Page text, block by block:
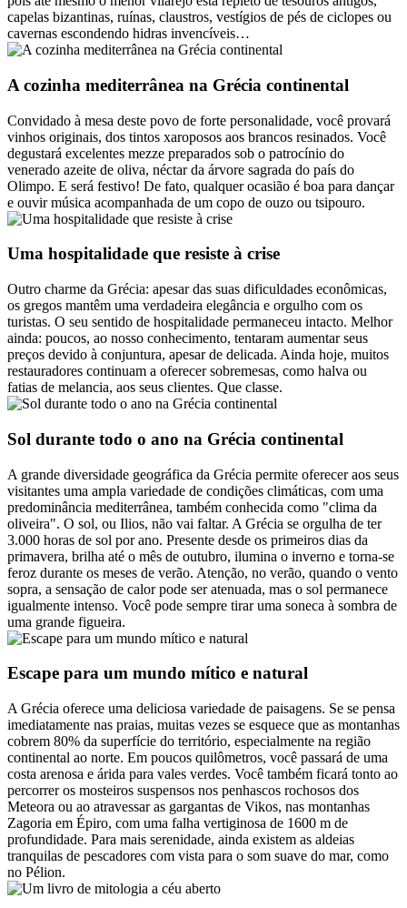
capelas bizantinas, ruínas, claustros, vestígios de pés de ciclopes ou
cavernas escondendo hidras invencíveis…
A cozinha mediterrânea na Grécia continental
Convidado à mesa deste povo de forte personalidade, você provará
vinhos originais, dos tintos xaroposos aos brancos resinados. Você
degustará excelentes mezze preparados sob o patrocínio do
venerado azeite de oliva, néctar da árvore sagrada do país do
Olimpo. E será festivo! De fato, qualquer ocasião é boa para dançar
e ouvir música acompanhada de um copo de ouzo ou tsipouro.
Uma hospitalidade que resiste à crise
Outro charme da Grécia: apesar das suas dificuldades econômicas,
os gregos mantêm uma verdadeira elegância e orgulho com os
turistas. O seu sentido de hospitalidade permaneceu intacto. Melhor
ainda: poucos, ao nosso conhecimento, tentaram aumentar seus
preços devido à conjuntura, apesar de delicada. Ainda hoje, muitos
restauradores continuam a oferecer sobremesas, como halva ou
fatias de melancia, aos seus clientes. Que classe.
Sol durante todo o ano na Grécia continental
A grande diversidade geográfica da Grécia permite oferecer aos seus
visitantes uma ampla variedade de condições climáticas, com uma
predominância mediterrânea, também conhecida como "clima da
oliveira". O sol, ou Ilios, não vai faltar. A Grécia se orgulha de ter
3.000 horas de sol por ano. Presente desde os primeiros dias da
primavera, brilha até o mês de outubro, ilumina o inverno e torna-se
feroz durante os meses de verão. Atenção, no verão, quando o vento
sopra, a sensação de calor pode ser atenuada, mas o sol permanece
igualmente intenso. Você pode sempre tirar uma soneca à sombra de
uma grande figueira.
Escape para um mundo mítico e natural
A Grécia oferece uma deliciosa variedade de paisagens. Se se pensa
imediatamente nas praias, muitas vezes se esquece que as montanhas
cobrem 80% da superfície do território, especialmente na região
continental ao norte. Em poucos quilômetros, você passará de uma
costa arenosa e árida para vales verdes. Você também ficará tonto ao
percorrer os mosteiros suspensos nos penhascos rochosos dos
Meteora ou ao atravessar as gargantas de Vikos, nas montanhas
Zagoria em Épiro, com uma falha vertiginosa de 1600 m de
profundidade. Para mais serenidade, ainda existem as aldeias
tranquilas de pescadores com vista para o som suave do mar, como
no Pélion.